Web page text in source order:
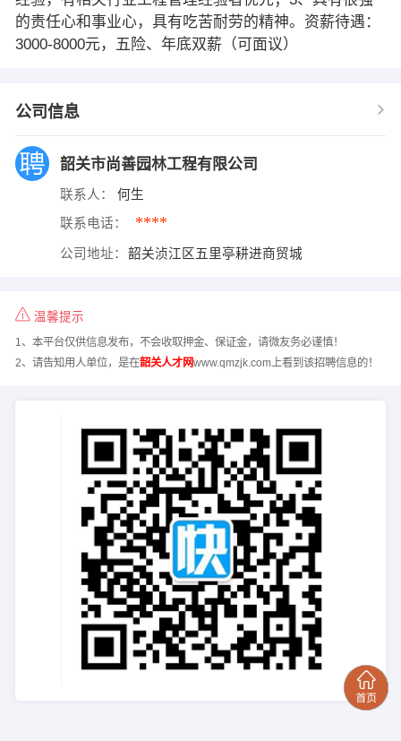
的责任心和事业心，具有吃苦耐劳的精神。资薪待遇：
3000-8000元，五险、年底双薪（可面议）
公司信息
韶关市尚善园林工程有限公司
联系人： 何生
联系电话： ****
公司地址： 韶关浈江区五里亭耕进商贸城
温馨提示
1、本平台仅供信息发布，不会收取押金、保证金，请微友务必谨慎！
2、请告知用人单位，是在韶关人才网www.qmzjk.com上看到该招聘信息的！